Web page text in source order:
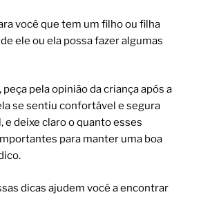
você que tem um filho ou filha
ele ou ela possa fazer algumas
pela opinião da criança após a
se sentiu confortável e segura
e deixe claro o quanto esses
para manter uma boa
dicas ajudem você a encontrar